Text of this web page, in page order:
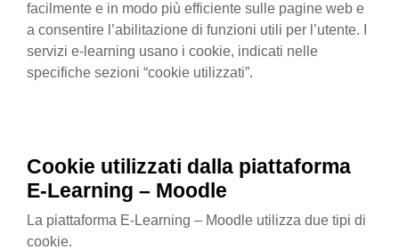
facilmente e in modo più efficiente sulle pagine web e
a consentire l’abilitazione di funzioni utili per l’utente. I
servizi e-learning usano i cookie, indicati nelle
specifiche sezioni “cookie utilizzati”.
Cookie utilizzati dalla piattaforma
E-Learning – Moodle
La piattaforma E-Learning – Moodle utilizza due tipi di
cookie.